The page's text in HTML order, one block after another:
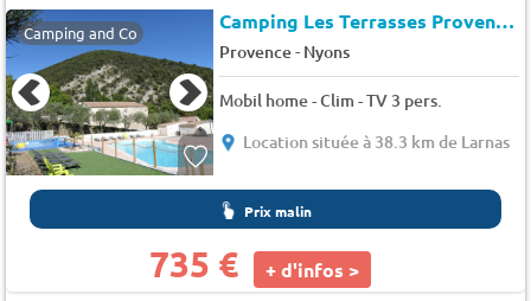
Camping and Co Camping Les Terrasses Provencales (Venterol à 6 km)
Provence- Nyons
Mobil home - Clim - TV 3 pers.
Location située à 38.3 km de Larnas
Prix malin
735 € + d'infos >